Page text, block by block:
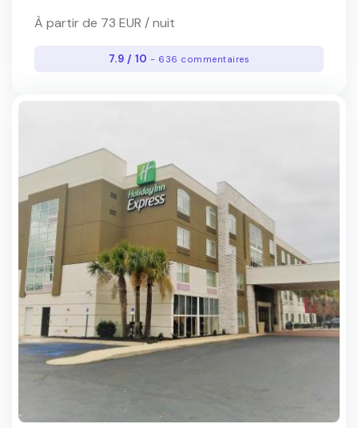
À partir de 73 EUR / nuit
7.9 / 10- 636 commentaires